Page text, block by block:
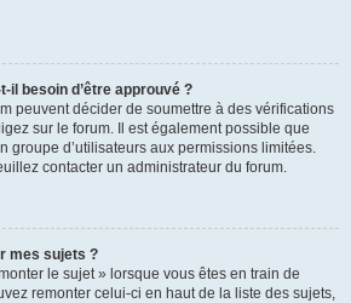
il besoin d’être approuvé ?
peuvent décider de soumettre à des vérifications
sur le forum. Il est également possible que
groupe d’utilisateurs aux permissions limitées.
contacter un administrateur du forum.
mes sujets ?
le sujet » lorsque vous êtes en train de
remonter celui-ci en haut de la liste des sujets,